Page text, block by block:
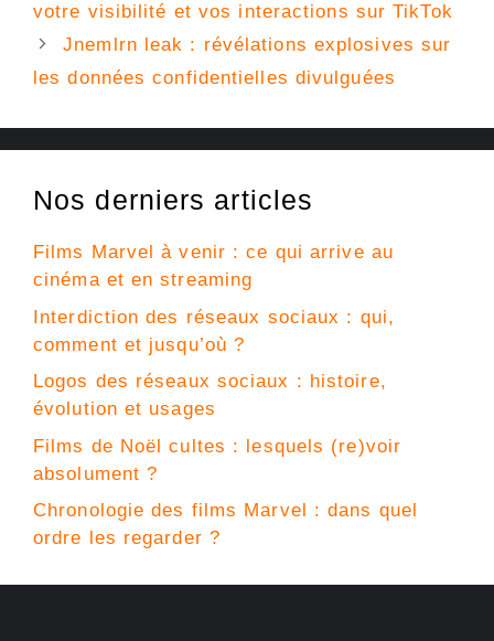
votre visibilité et vos interactions sur TikTok
Jnemlrn leak : révélations explosives sur
les données confidentielles divulguées
Nos derniers articles
Films Marvel à venir : ce qui arrive au
cinéma et en streaming
Interdiction des réseaux sociaux : qui,
comment et jusqu’où ?
Logos des réseaux sociaux : histoire,
évolution et usages
Films de Noël cultes : lesquels (re)voir
absolument ?
Chronologie des films Marvel : dans quel
ordre les regarder ?